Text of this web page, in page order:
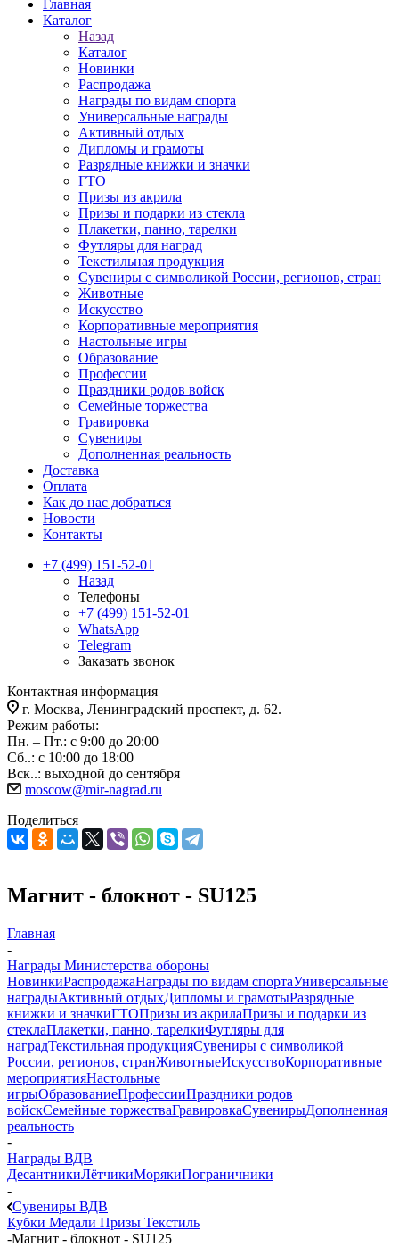
Главная
Каталог
Назад
Каталог
Новинки
Распродажа
Награды по видам спорта
Универсальные награды
Активный отдых
Дипломы и грамоты
Разрядные книжки и значки
ГТО
Призы из акрила
Призы и подарки из стекла
Плакетки, панно, тарелки
Футляры для наград
Текстильная продукция
Сувениры с символикой России, регионов, стран
Животные
Искусство
Корпоративные мероприятия
Настольные игры
Образование
Профессии
Праздники родов войск
Семейные торжества
Гравировка
Сувениры
Дополненная реальность
Доставка
Оплата
Как до нас добраться
Новости
Контакты
+7 (499) 151-52-01
Назад
Телефоны
+7 (499) 151-52-01
WhatsApp
Telegram
Заказать звонок
Контактная информация
г. Москва, Ленинградский проспект, д. 62.
Режим работы:
Пн. – Пт.: с 9:00 до 20:00
Сб..: с 10:00 до 18:00
Вск..: выходной до сентября
moscow@mir-nagrad.ru
Поделиться
Магнит - блокнот - SU125
Главная
-
Награды Министерства обороны
НовинкиРаспродажаНаграды по видам спортаУниверсальные
наградыАктивный отдыхДипломы и грамотыРазрядные
книжки и значкиГТОПризы из акрилаПризы и подарки из
стеклаПлакетки, панно, тарелкиФутляры для
наградТекстильная продукцияСувениры с символикой
России, регионов, странЖивотныеИскусствоКорпоративные
мероприятияНастольные
игрыОбразованиеПрофессииПраздники родов
войскСемейные торжестваГравировкаСувенирыДополненная
реальность
-
Награды ВДВ
ДесантникиЛётчикиМорякиПограничники
-
Сувениры ВДВ
Кубки Медали Призы Текстиль
-Магнит - блокнот - SU125